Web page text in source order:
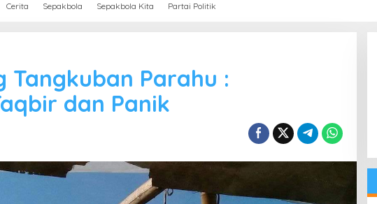
Cerita Sepakbola Sepakbola Kita Partai Politik
Tangkuban Parahu :
dan Panik